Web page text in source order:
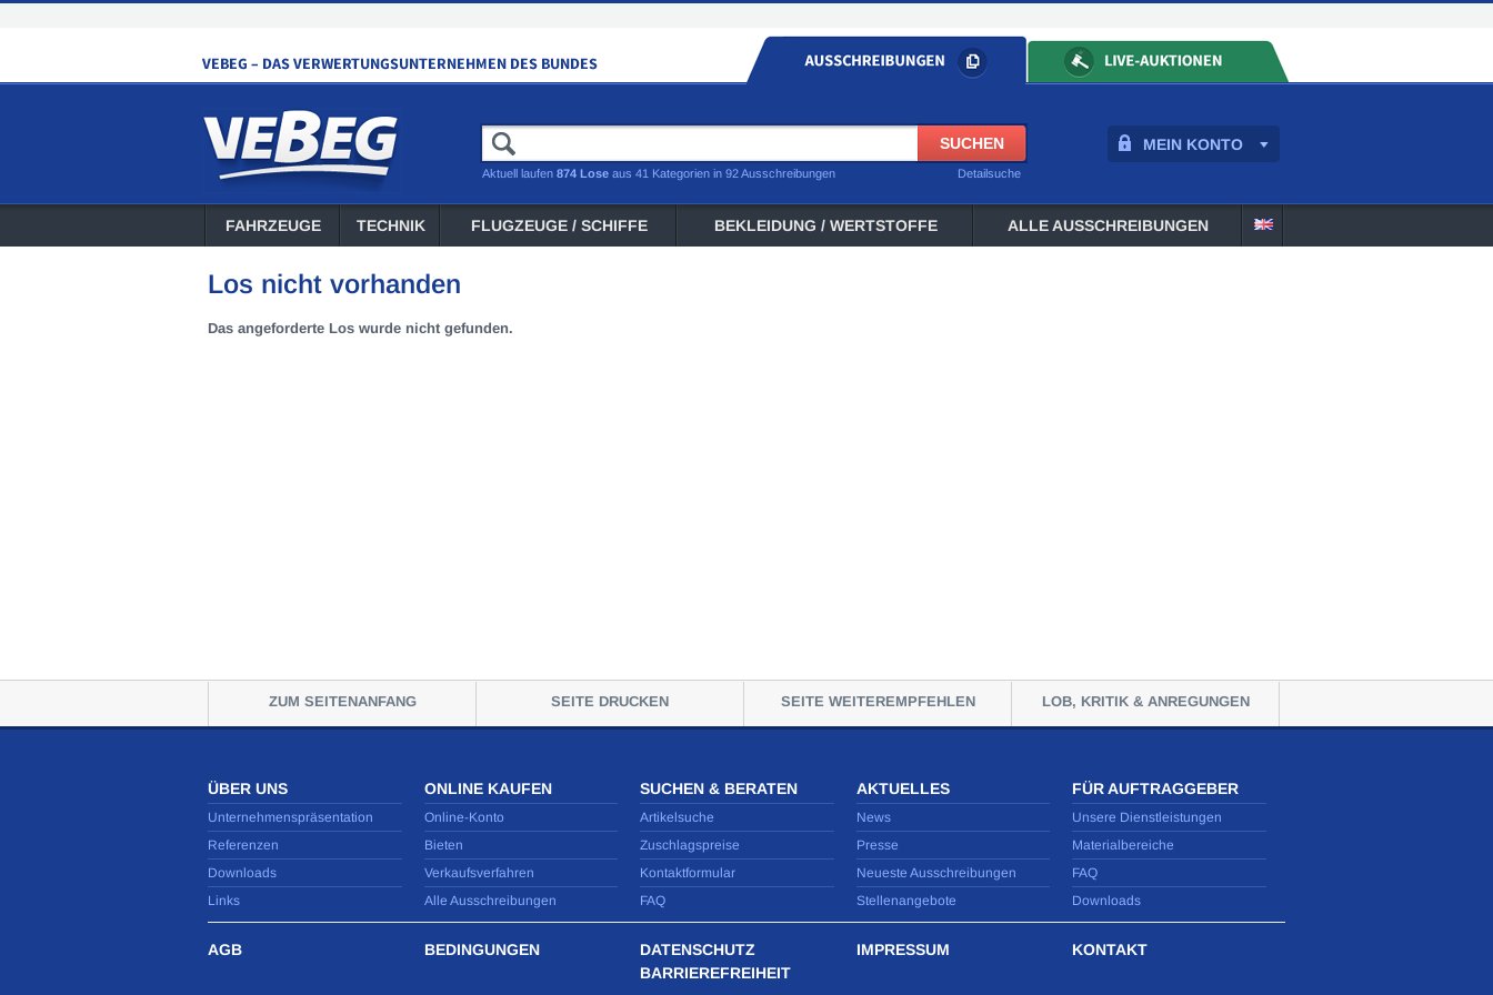
MEIN KONTO
Detailsuche
Aktuell laufen 874 Lose aus 41 Kategorien in 92 Ausschreibungen
FAHRZEUGE TECHNIK FLUGZEUGE / SCHIFFE BEKLEIDUNG / WERTSTOFFE ALLE AUSSCHREIBUNGEN
Los nicht vorhanden
Das angeforderte Los wurde nicht gefunden.
ZUM SEITENANFANG SEITE DRUCKEN SEITE WEITEREMPFEHLEN LOB, KRITIK & ANREGUNGEN
ÜBER UNS
Unternehmenspräsentation
Referenzen
Downloads
Links
ONLINE KAUFEN
Online-Konto
Bieten
Verkaufsverfahren
Alle Ausschreibungen
SUCHEN & BERATEN
Artikelsuche
Zuschlagspreise
Kontaktformular
FAQ
AKTUELLES
News
Presse
Neueste Ausschreibungen
Stellenangebote
FÜR AUFTRAGGEBER
Unsere Dienstleistungen
Materialbereiche
FAQ
Downloads
AGB BEDINGUNGEN
DATENSCHUTZ
BARRIEREFREIHEIT
IMPRESSUM KONTAKT